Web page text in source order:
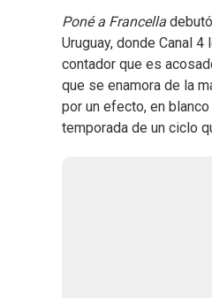
Poné a Francella
Uruguay, donde Canal
contador que es
que se enamora de la
por un efecto, en
temporada de un ciclo